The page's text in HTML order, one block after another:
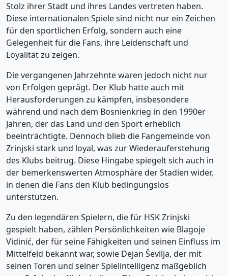
Stolz ihrer Stadt und ihres Landes vertreten haben.
Diese internationalen Spiele sind nicht nur ein Zeichen
für den sportlichen Erfolg, sondern auch eine
Gelegenheit für die Fans, ihre Leidenschaft und
Loyalität zu zeigen.
Die vergangenen Jahrzehnte waren jedoch nicht nur
von Erfolgen geprägt. Der Klub hatte auch mit
Herausforderungen zu kämpfen, insbesondere
während und nach dem Bosnienkrieg in den 1990er
Jahren, der das Land und den Sport erheblich
beeinträchtigte. Dennoch blieb die Fangemeinde von
Zrinjski stark und loyal, was zur Wiederauferstehung
des Klubs beitrug. Diese Hingabe spiegelt sich auch in
der bemerkenswerten Atmosphäre der Stadien wider,
in denen die Fans den Klub bedingungslos
unterstützen.
Zu den legendären Spielern, die für HSK Zrinjski
gespielt haben, zählen Persönlichkeiten wie Blagoje
Vidinić, der für seine Fähigkeiten und seinen Einfluss im
Mittelfeld bekannt war, sowie Dejan Ševilja, der mit
seinen Toren und seiner Spielintelligenz maßgeblich